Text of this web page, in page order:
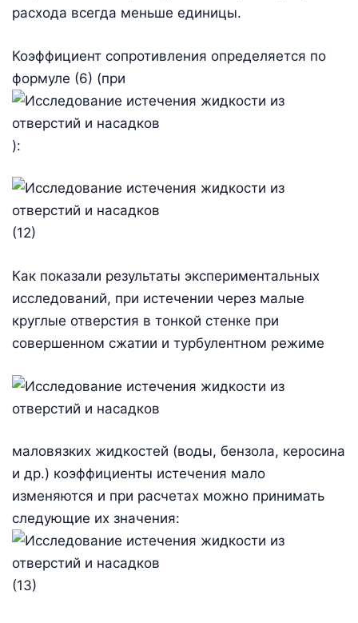
расхода всегда меньше единицы.
Коэффициент сопротивления определяется по
формуле (6) (при
):
(12)
Как показали результаты экспериментальных
исследований, при истечении через малые
круглые отверстия в тонкой стенке при
совершенном сжатии и турбулентном режиме
маловязких жидкостей (воды, бензола, керосина
и др.) коэффициенты истечения мало
изменяются и при расчетах можно принимать
следующие их значения:
(13)